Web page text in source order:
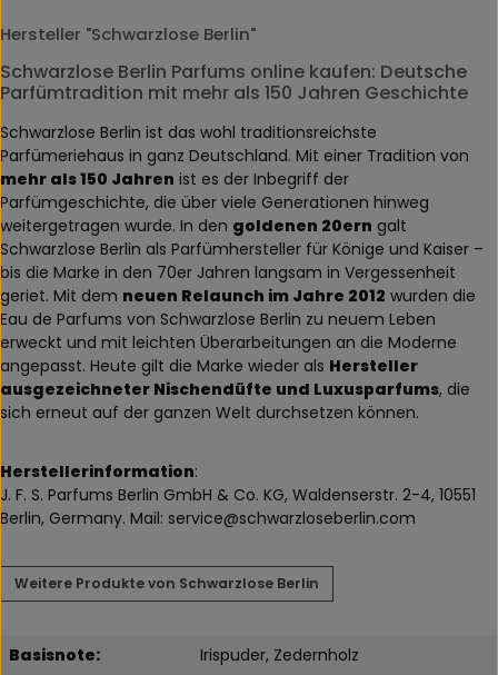
Hersteller "Schwarzlose Berlin"
Schwarzlose Berlin Parfums online kaufen: Deutsche
Parfümtradition mit mehr als 150 Jahren Geschichte
Schwarzlose Berlin ist das wohl traditionsreichste
Parfümeriehaus in ganz Deutschland. Mit einer Tradition von
mehr als 150 Jahren ist es der Inbegriff der
Parfümgeschichte, die über viele Generationen hinweg
weitergetragen wurde. In den goldenen 20ern galt
Schwarzlose Berlin als Parfümhersteller für Könige und Kaiser –
bis die Marke in den 70er Jahren langsam in Vergessenheit
geriet. Mit dem neuen Relaunch im Jahre 2012 wurden die
Eau de Parfums von Schwarzlose Berlin zu neuem Leben
erweckt und mit leichten Überarbeitungen an die Moderne
angepasst. Heute gilt die Marke wieder als Hersteller
ausgezeichneter Nischendüfte und Luxusparfums, die
sich erneut auf der ganzen Welt durchsetzen können.
Herstellerinformation:
J. F. S. Parfums Berlin GmbH & Co. KG, Waldenserstr. 2-4, 10551
Berlin, Germany. Mail: service@schwarzloseberlin.com
Weitere Produkte von Schwarzlose Berlin
Basisnote:
Irispuder, Zedernholz